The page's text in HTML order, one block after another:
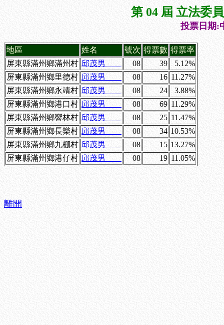
第 04 屆 立法委
投票日期:
地區 姓名 號次 得票數 得票率
屏東縣滿州鄉滿州村 邱茂男 08 39
5.12%
屏東縣滿州鄉里德村 邱茂男 08 16 11.27%
屏東縣滿州鄉永靖村 邱茂男 08 24
3.88%
屏東縣滿州鄉港口村 邱茂男 08 69 11.29%
屏東縣滿州鄉響林村 邱茂男 08 25 11.47%
屏東縣滿州鄉長樂村 邱茂男 08 34 10.53%
屏東縣滿州鄉九棚村 邱茂男 08 15 13.27%
屏東縣滿州鄉港仔村 邱茂男 08 19 11.05%
離開